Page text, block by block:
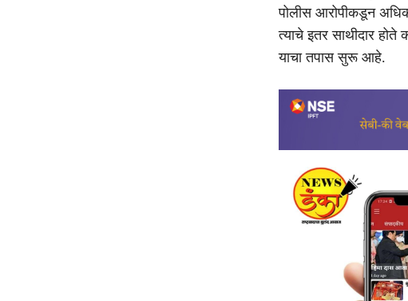
पोलीस आरोपीकडून
त्याचे इतर साथीदार
याचा तपास सुरू आहे.